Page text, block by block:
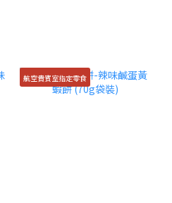
航空貴賓室指定零食